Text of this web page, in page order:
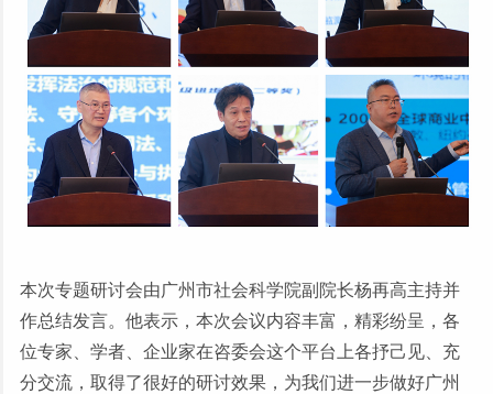
本次专题研讨会由广州市社会科学院副院长杨再高主持并
作总结发言。他表示，本次会议内容丰富，精彩纷呈，各
位专家、学者、企业家在咨委会这个平台上各抒己见、充
分交流，取得了很好的研讨效果，为我们进一步做好广州